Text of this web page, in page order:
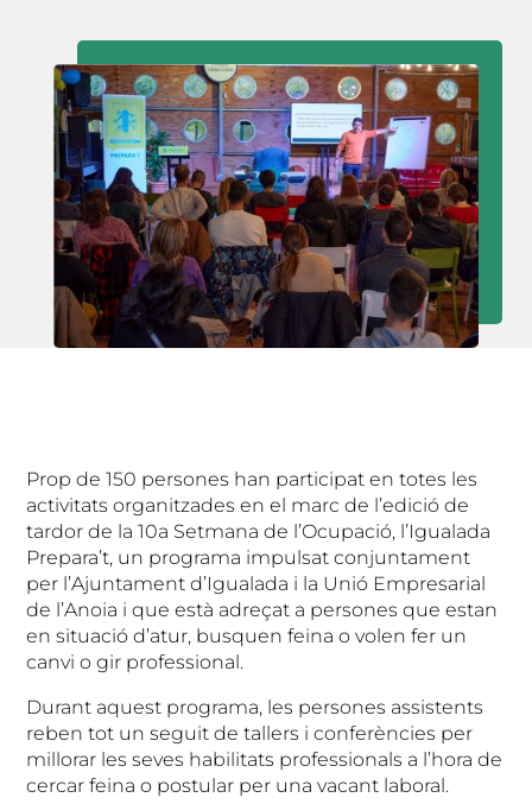
Prop de 150 persones han participat en totes les
activitats organitzades en el marc de l’edició de
tardor de la 10a Setmana de l’Ocupació, l’Igualada
Prepara’t, un programa impulsat conjuntament
per l’Ajuntament d’Igualada i la Unió Empresarial
de l’Anoia i que està adreçat a persones que estan
en situació d’atur, busquen feina o volen fer un
canvi o gir professional.
Durant aquest programa, les persones assistents
reben tot un seguit de tallers i conferències per
millorar les seves habilitats professionals a l’hora de
cercar feina o postular per una vacant laboral.